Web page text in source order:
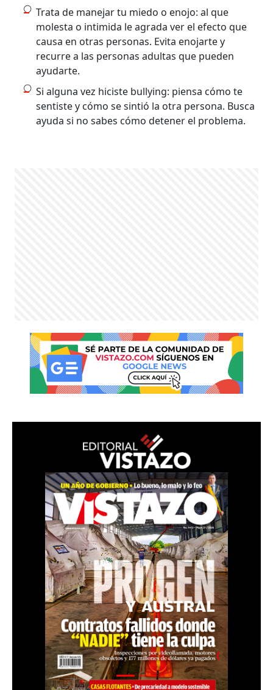
Trata de manejar tu miedo o enojo: al que
molesta o intimida le agrada ver el efecto que
causa en otras personas. Evita enojarte y
recurre a las personas adultas que pueden
ayudarte.
Si alguna vez hiciste bullying: piensa cómo te
sentiste y cómo se sintió la otra persona. Busca
ayuda si no sabes cómo detener el problema.